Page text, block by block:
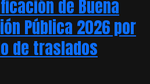
de Buena
Pública 2026 por
de traslados